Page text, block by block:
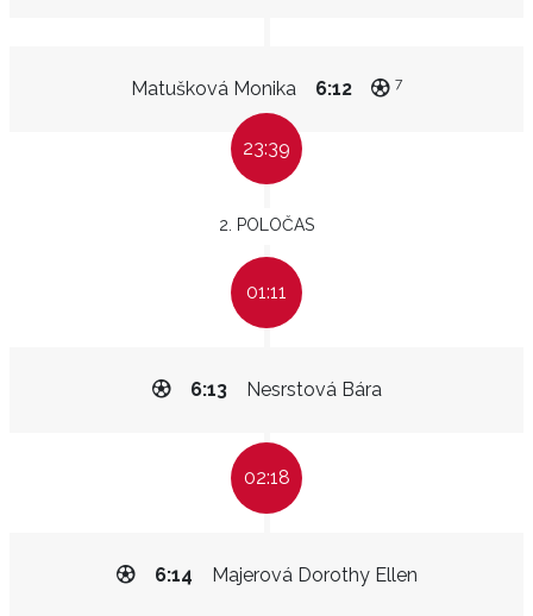
Matušková Monika 6:12 7
23:39
2. POLOČAS
01:11
Nesrstová Bára
6:13
02:18
Majerová Dorothy Ellen
6:14